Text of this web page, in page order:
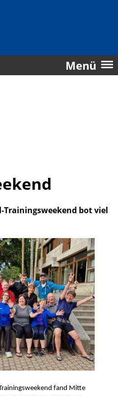
Menü
Trainingsweekend bot viel
fand Mitte